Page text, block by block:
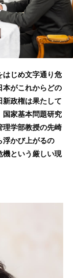
じめ文字通り危
がこれからどの
政権は果たして
家基本問題研究
学部教授の先崎
かび上がるの
という厳しい現